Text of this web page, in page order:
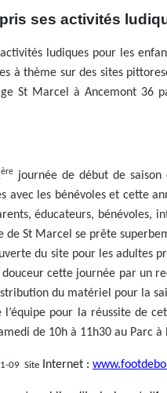
ses activités
ludiques pour les
à thème sur des sites
St Marcel à Ancemont 36
ère journée de début de
avec les bénévoles et cette
éducateurs, bénévoles,
de St Marcel se prête
du site pour les adultes
cette journée par un
du matériel pour la
pour la réussite de
de 10h à 11h30 au Parc
09 Site Internet :